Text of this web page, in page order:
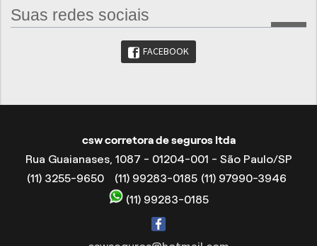
Suas redes sociais
FACEBOOK
csw corretora de seguros ltda
Rua Guaianases, 1087 - 01204-001 - São Paulo/SP
(11) 3255-9650
(11) 99283-0185 (11) 97990-3946
(11) 99283-0185